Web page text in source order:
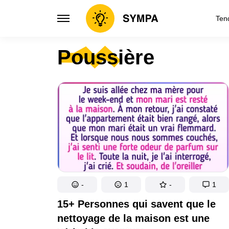
Poussière
15+ Personnes qui savent que le
nettoyage de la maison est une
- 1 - 1
Inspiration
Explorations de l'esprit humain.
Conseils
Conseils utiles
Filles
Conseils chics pour filles
Couple
Voyage au cœur des relations
Plongez dans un monde d'histoires
Trouvez
Explorez
Plongez
fascinants
Cuisine
Explorez
Arts